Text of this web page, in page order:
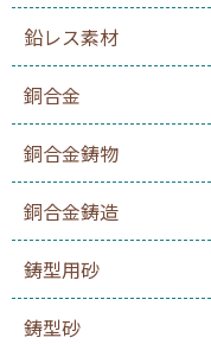
鉛レス素材
銅合金
銅合金鋳物
銅合金鋳造
鋳型用砂
鋳型砂